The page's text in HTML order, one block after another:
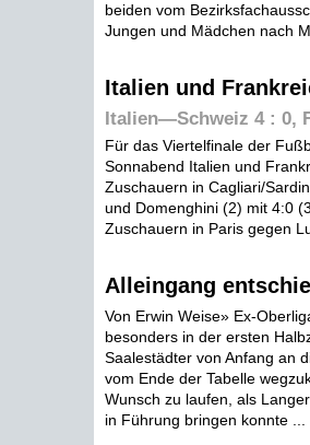
beiden vom
Jungen und Mädchen nach
Italien und
Italien—Schweiz 4 : 0,
Für das Viertelfinale der
Sonnabend Italien und
Zuschauern in Cagliari/
und Domenghini (2) mit 4:0
Zuschauern in Paris gegen
Alleingang
Von Erwin Weise» Ex-
besonders in der ersten
Saalestädter von Anfang an
vom Ende der Tabelle
Wunsch zu laufen, als
in Führung bringen konnte ...